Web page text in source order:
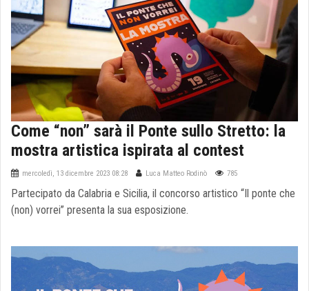
Come “non” sarà il Ponte sullo Stretto: la
mostra artistica ispirata al contest
mercoledì, 13 dicembre 2023 08:28 Luca Matteo Rodinò 785
Partecipato da Calabria e Sicilia, il concorso artistico “Il ponte che
(non) vorrei” presenta la sua esposizione.